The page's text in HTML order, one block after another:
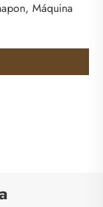
Máquina